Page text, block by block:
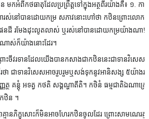
មកអំពីកថធាតុដែលប្រព្រឹត្តទៅក្នុងអត្ថពីរយ៉ាងគឺ៖ ១. ក
ស់នៅបានដោយកម្រ សភាវនោះហៅថា កឋិនព្រោះលោក
នដី រមែងដុះលូតលាស់ ឬរស់នៅបានដោយកម្រយ៉ាងណា!
ាស់ក៏យ៉ាងនោះដែរ។
ះចីវរទានដែលយើងបានកសាងជាកឋិននេះជាទានវិសេស
ា ជាទានវិសេសអាចរួបរួមឬ​សង់ទុកនូវអានិសង្ស ៥យ៉ាងរ
ត្ថ គន្តុំ អទត្វ កថតិ សង្គណ្ហាតីតិ។ កថិនំ ធម្មជាតិឯណា
កឋិន ។
សាគ្មានភិក្ខុសោះក៏មិនអាចហែរកឋិនចូលដែរ ព្រោះសាមណេ